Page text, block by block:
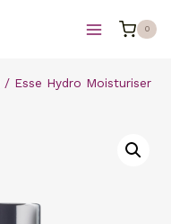
0
/ Esse Hydro Moisturiser